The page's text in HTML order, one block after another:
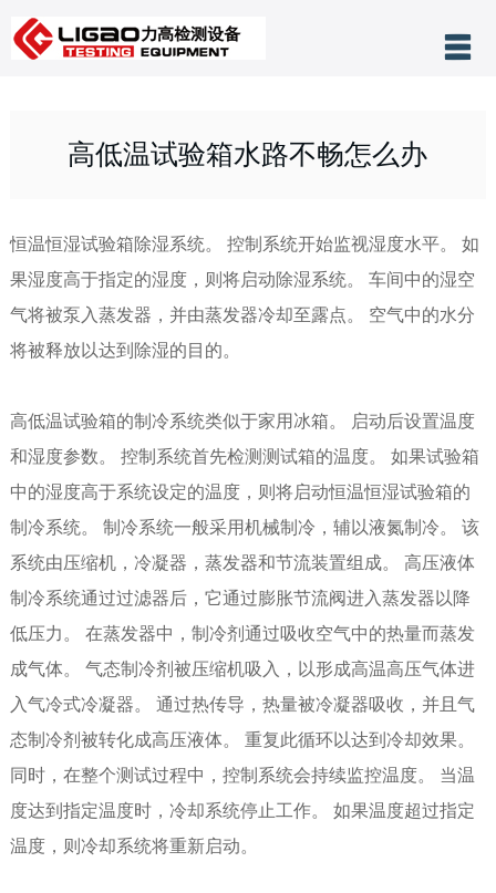
关于力高
客户案例
技术支持
售后服务
联系我们
高低温试验箱​水路不畅怎么办
恒温恒湿试验箱除湿系统。 控制系统开始监视湿度水平。 如
果湿度高于指定的湿度，则将启动除湿系统。 车间中的湿空
气将被泵入蒸发器，并由蒸发器冷却至露点。 空气中的水分
将被释放以达到除湿的目的。
高低温试验箱的制冷系统类似于家用冰箱。 启动后设置温度
和湿度参数。 控制系统首先检测测试箱的温度。 如果试验箱
中的湿度高于系统设定的温度，则将启动恒温恒湿试验箱的
制冷系统。 制冷系统一般采用机械制冷，辅以液氮制冷。 该
系统由压缩机，冷凝器，蒸发器和节流装置组成。 高压液体
制冷系统通过过滤器后，它通过膨胀节流阀进入蒸发器以降
低压力。 在蒸发器中，制冷剂通过吸收空气中的热量而蒸发
成气体。 气态制冷剂被压缩机吸入，以形成高温高压气体进
入气冷式冷凝器。 通过热传导，热量被冷凝器吸收，并且气
态制冷剂被转化成高压液体。 重复此循环以达到冷却效果。
同时，在整个测试过程中，控制系统会持续监控温度。 当温
度达到指定温度时，冷却系统停止工作。 如果温度超过指定
温度，则冷却系统将重新启动。